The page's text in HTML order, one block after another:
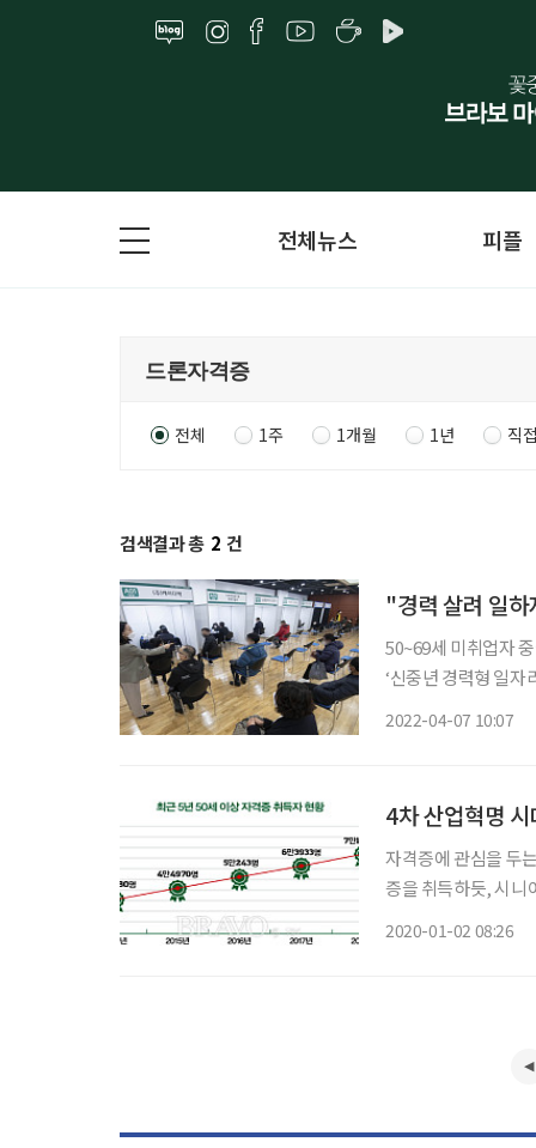
전체뉴스 피플
전체 1주 1개월 1년 직
검색결과 총 2 건
"경력 살려 일
50~69세 미취업자
‘신중년 경력형 일자
2022-04-07 10:07
4차 산업혁명
자격증에 관심을 두
증을 취득하듯, 시니
2020-01-02 08:26